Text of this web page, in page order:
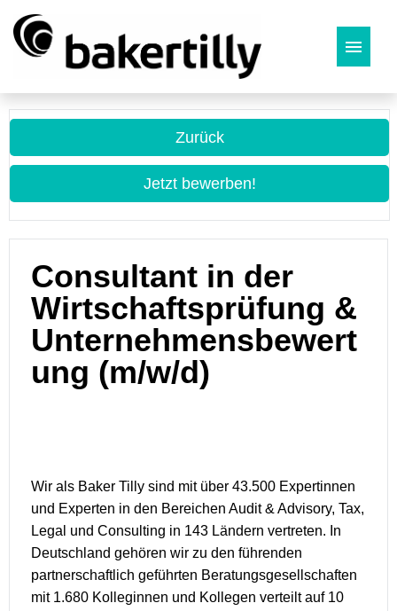
Deutsch
Zurück
Jetzt bewerben!
Consultant in der
Wirtschaftsprüfung &
Unternehmensbewert
ung (m/w/d)
Wir als Baker Tilly sind mit über 43.500 Expertinnen
und Experten in den Bereichen Audit & Advisory, Tax,
Legal und Consulting in 143 Ländern vertreten. In
Deutschland gehören wir zu den führenden
partnerschaftlich geführten Beratungsgesellschaften
mit 1.680 Kolleginnen und Kollegen verteilt auf 10